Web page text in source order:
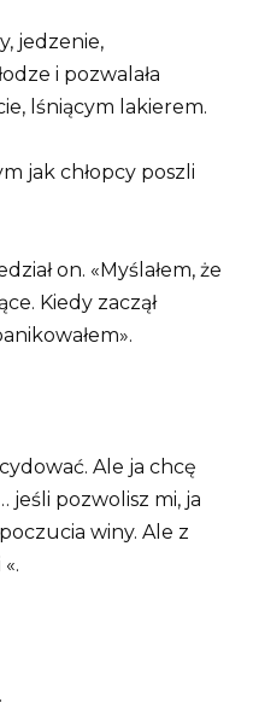
jedzenie,
i pozwalała
lśniącym lakierem.
jak chłopcy poszli
on. «Myślałem, że
Kiedy zaczął
Ale ja chcę
jeśli pozwolisz mi, ja
winy. Ale z